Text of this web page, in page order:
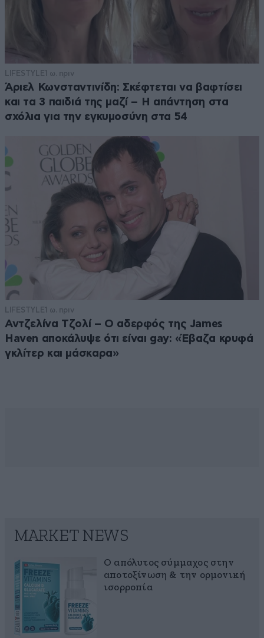
LIFESTYLE1 ω. πριν
Άριελ Κωνσταντινίδη: Σκέφτεται να βαφτίσει
και τα 3 παιδιά της μαζί – Η απάντηση στα
σχόλια για την εγκυμοσύνη στα 54
LIFESTYLE1 ω. πριν
Αντζελίνα Τζολί – Ο αδερφός της James
Haven αποκάλυψε ότι είναι gay: «Έβαζα κρυφά
γκλίτερ και μάσκαρα»
MARKET NEWS
Ο απόλυτος σύμμαχος στην
αποτοξίνωση & την ορμονική
ισορροπία